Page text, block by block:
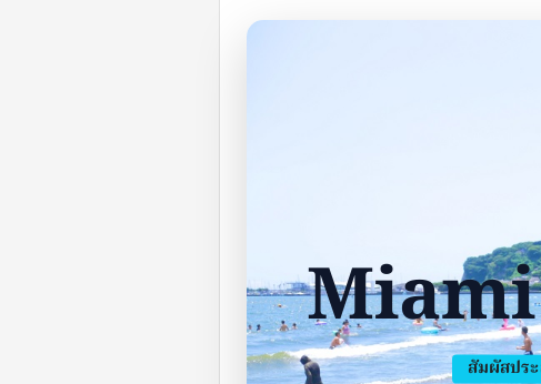
Miami
สัมผัสปร